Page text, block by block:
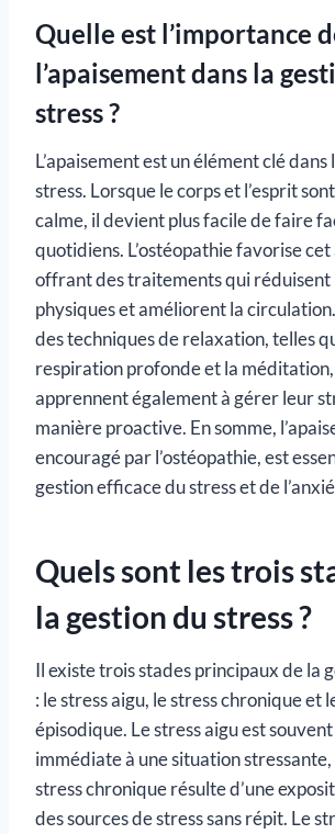
Quelle est l’importance
l’apaisement dans la
stress ?
L’apaisement est un élément clé dans
stress. Lorsque le corps et l’esprit
calme, il devient plus facile de faire
quotidiens. L’ostéopathie favorise
offrant des traitements qui réduisent
physiques et améliorent la
des techniques de relaxation, telles
respiration profonde et la
apprennent également à gérer leur
manière proactive. En somme,
encouragé par l’ostéopathie, est
gestion efficace du stress et de
Quels sont les trois
la gestion du stress ?
Il existe trois stades principaux de la
: le stress aigu, le stress chronique et
épisodique. Le stress aigu est
immédiate à une situation
stress chronique résulte d’une
des sources de stress sans répit. Le